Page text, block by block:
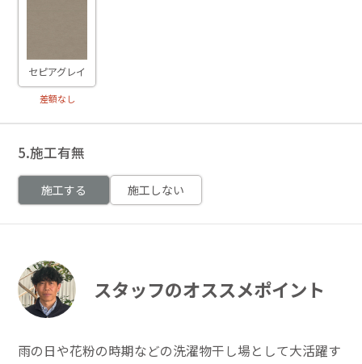
セピアグレイ
差額なし
5.施工有無
施工する 施工しない
スタッフのオススメポイント
雨の日や花粉の時期などの洗濯物干し場として大活躍す